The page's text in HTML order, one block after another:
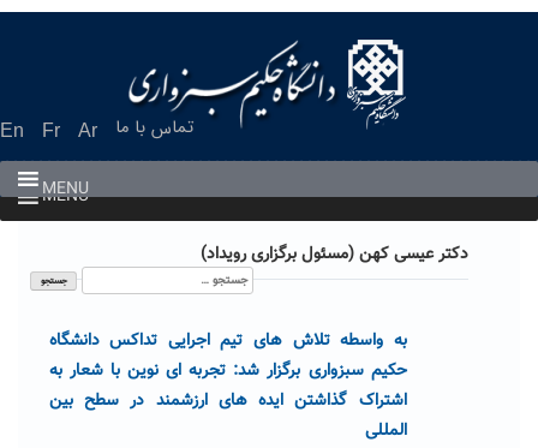
En Fr Ar تماس با ما
MENU
MENU
دکتر عیسی کهن (مسئول برگزاری رویداد)
جستجو
برای:
به واسطه تلاش های تیم اجرایی تداکس دانشگاه
حکیم سبزواری برگزار شد: تجربه ای نوین با شعار به
اشتراک گذاشتن ایده های ارزشمند در سطح بین
المللی